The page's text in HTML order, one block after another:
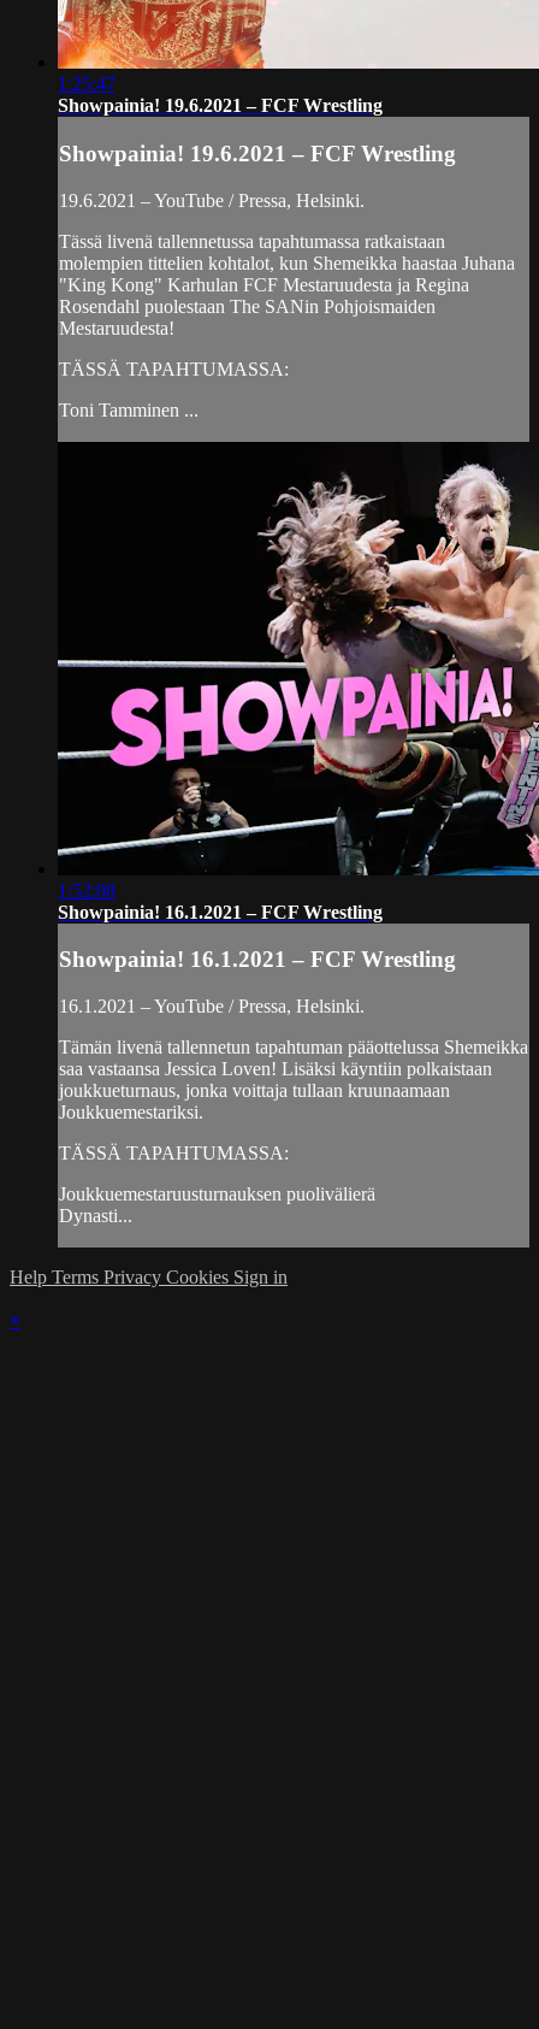
1:25:47
Showpainia! 19.6.2021 – FCF Wrestling
Showpainia! 19.6.2021 – FCF Wrestling
19.6.2021 – YouTube / Pressa, Helsinki.
Tässä livenä tallennetussa tapahtumassa ratkaistaan
molempien tittelien kohtalot, kun Shemeikka haastaa Juhana
"King Kong" Karhulan FCF Mestaruudesta ja Regina
Rosendahl puolestaan The SANin Pohjoismaiden
Mestaruudesta!
TÄSSÄ TAPAHTUMASSA:
Toni Tamminen ...
1:52:08
Showpainia! 16.1.2021 – FCF Wrestling
Showpainia! 16.1.2021 – FCF Wrestling
16.1.2021 – YouTube / Pressa, Helsinki.
Tämän livenä tallennetun tapahtuman pääottelussa Shemeikka
saa vastaansa Jessica Loven! Lisäksi käyntiin polkaistaan
joukkueturnaus, jonka voittaja tullaan kruunaamaan
Joukkuemestariksi.
TÄSSÄ TAPAHTUMASSA:
Joukkuemestaruusturnauksen puolivälierä
Dynasti...
Help Terms Privacy Cookies Sign in
×